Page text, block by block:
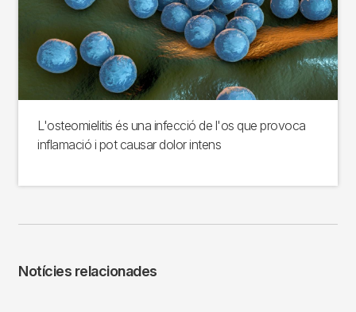
L'osteomielitis és una infecció de l'os que provoca
inflamació i pot causar dolor intens
Notícies relacionades